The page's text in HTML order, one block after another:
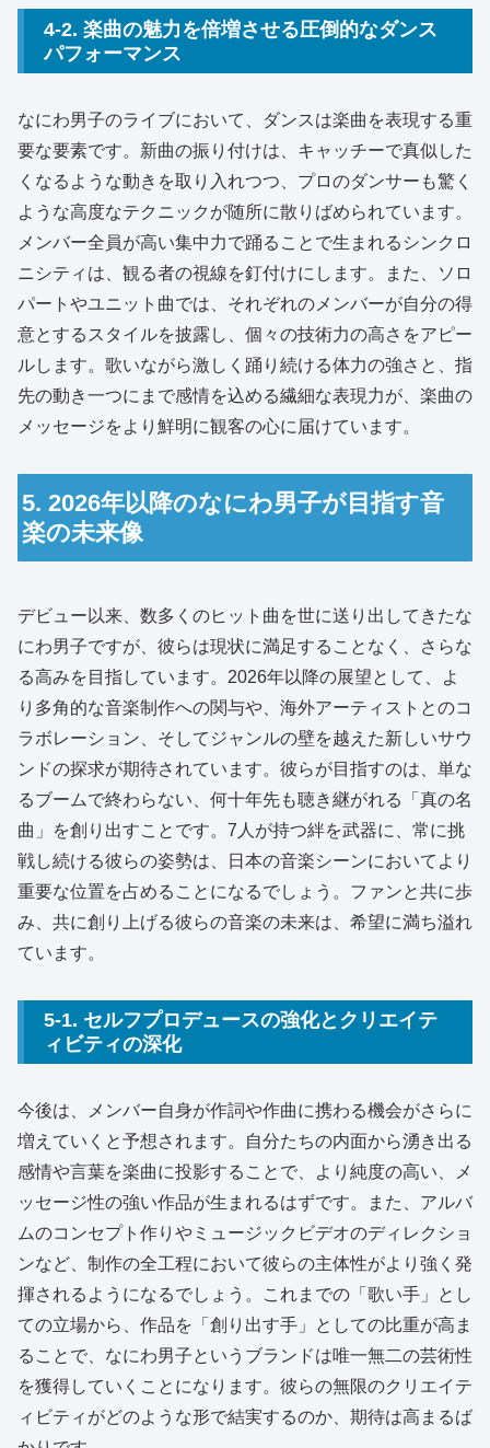
4-2. 楽曲の魅力を倍増させる圧倒的なダンス
パフォーマンス
なにわ男子のライブにおいて、ダンスは楽曲を表現する重
要な要素です。新曲の振り付けは、キャッチーで真似した
くなるような動きを取り入れつつ、プロのダンサーも驚く
ような高度なテクニックが随所に散りばめられています。
メンバー全員が高い集中力で踊ることで生まれるシンクロ
ニシティは、観る者の視線を釘付けにします。また、ソロ
パートやユニット曲では、それぞれのメンバーが自分の得
意とするスタイルを披露し、個々の技術力の高さをアピー
ルします。歌いながら激しく踊り続ける体力の強さと、指
先の動き一つにまで感情を込める繊細な表現力が、楽曲の
メッセージをより鮮明に観客の心に届けています。
5. 2026年以降のなにわ男子が目指す音
楽の未来像
デビュー以来、数多くのヒット曲を世に送り出してきたな
にわ男子ですが、彼らは現状に満足することなく、さらな
る高みを目指しています。2026年以降の展望として、よ
り多角的な音楽制作への関与や、海外アーティストとのコ
ラボレーション、そしてジャンルの壁を越えた新しいサウ
ンドの探求が期待されています。彼らが目指すのは、単な
るブームで終わらない、何十年先も聴き継がれる「真の名
曲」を創り出すことです。7人が持つ絆を武器に、常に挑
戦し続ける彼らの姿勢は、日本の音楽シーンにおいてより
重要な位置を占めることになるでしょう。ファンと共に歩
み、共に創り上げる彼らの音楽の未来は、希望に満ち溢れ
ています。
5-1. セルフプロデュースの強化とクリエイテ
ィビティの深化
今後は、メンバー自身が作詞や作曲に携わる機会がさらに
増えていくと予想されます。自分たちの内面から湧き出る
感情や言葉を楽曲に投影することで、より純度の高い、メ
ッセージ性の強い作品が生まれるはずです。また、アルバ
ムのコンセプト作りやミュージックビデオのディレクショ
ンなど、制作の全工程において彼らの主体性がより強く発
揮されるようになるでしょう。これまでの「歌い手」とし
ての立場から、作品を「創り出す手」としての比重が高ま
ることで、なにわ男子というブランドは唯一無二の芸術性
を獲得していくことになります。彼らの無限のクリエイテ
ィビティがどのような形で結実するのか、期待は高まるば